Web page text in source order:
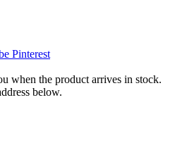
Pinterest
when the product arrives in stock.
below.